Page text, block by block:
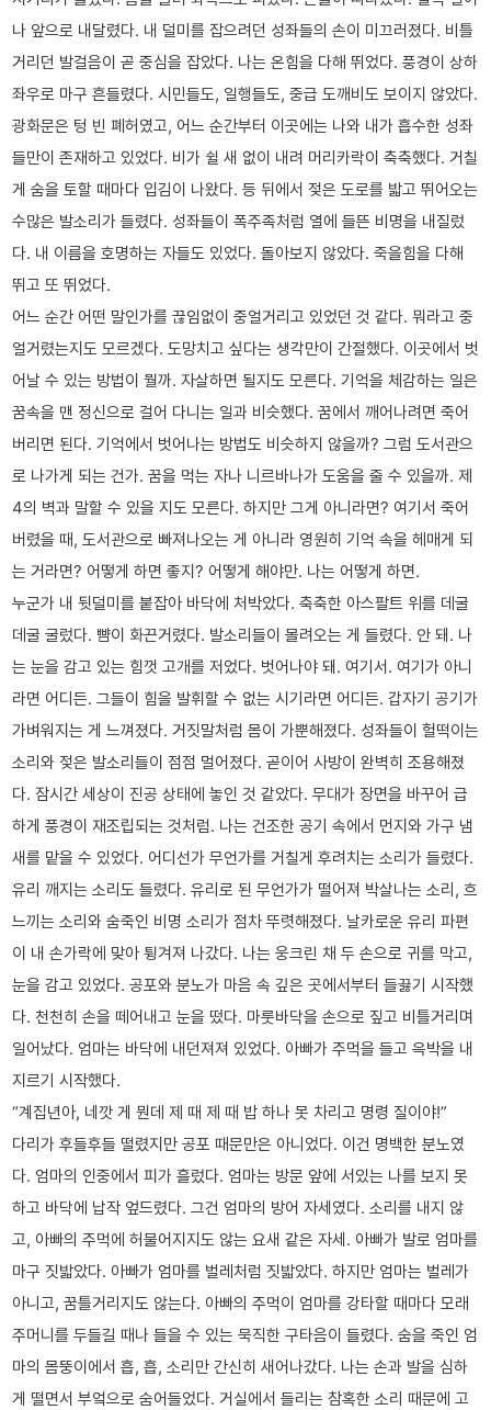
나 앞으로 내달렸다. 내 덜미를 잡으려던 성좌들의 손이 미끄러졌다. 비틀
거리던 발걸음이 곧 중심을 잡았다. 나는 온힘을 다해 뛰었다. 풍경이 상하
좌우로 마구 흔들렸다. 시민들도, 일행들도, 중급 도깨비도 보이지 않았다.
광화문은 텅 빈 폐허였고, 어느 순간부터 이곳에는 나와 내가 흡수한 성좌
들만이 존재하고 있었다. 비가 쉴 새 없이 내려 머리카락이 축축했다. 거칠
게 숨을 토할 때마다 입김이 나왔다. 등 뒤에서 젖은 도로를 밟고 뛰어오는
수많은 발소리가 들렸다. 성좌들이 폭주족처럼 열에 들뜬 비명을 내질렀
다. 내 이름을 호명하는 자들도 있었다. 돌아보지 않았다. 죽을힘을 다해
뛰고 또 뛰었다.
어느 순간 어떤 말인가를 끊임없이 중얼거리고 있었던 것 같다. 뭐라고 중
얼거렸는지도 모르겠다. 도망치고 싶다는 생각만이 간절했다. 이곳에서 벗
어날 수 있는 방법이 뭘까. 자살하면 될지도 모른다. 기억을 체감하는 일은
꿈속을 맨 정신으로 걸어 다니는 일과 비슷했다. 꿈에서 깨어나려면 죽어
버리면 된다. 기억에서 벗어나는 방법도 비슷하지 않을까? 그럼 도서관으
로 나가게 되는 건가. 꿈을 먹는 자나 니르바나가 도움을 줄 수 있을까. 제
4의 벽과 말할 수 있을 지도 모른다. 하지만 그게 아니라면? 여기서 죽어
버렸을 때, 도서관으로 빠져나오는 게 아니라 영원히 기억 속을 헤매게 되
는 거라면? 어떻게 하면 좋지? 어떻게 해야만. 나는 어떻게 하면.
누군가 내 뒷덜미를 붙잡아 바닥에 처박았다. 축축한 아스팔트 위를 데굴
데굴 굴렀다. 뺨이 화끈거렸다. 발소리들이 몰려오는 게 들렸다. 안 돼. 나
는 눈을 감고 있는 힘껏 고개를 저었다. 벗어나야 돼. 여기서. 여기가 아니
라면 어디든. 그들이 힘을 발휘할 수 없는 시기라면 어디든. 갑자기 공기가
가벼워지는 게 느껴졌다. 거짓말처럼 몸이 가뿐해졌다. 성좌들이 헐떡이는
소리와 젖은 발소리들이 점점 멀어졌다. 곧이어 사방이 완벽히 조용해졌
다. 잠시간 세상이 진공 상태에 놓인 것 같았다. 무대가 장면을 바꾸어 급
하게 풍경이 재조립되는 것처럼. 나는 건조한 공기 속에서 먼지와 가구 냄
새를 맡을 수 있었다. 어디선가 무언가를 거칠게 후려치는 소리가 들렸다.
유리 깨지는 소리도 들렸다. 유리로 된 무언가가 떨어져 박살나는 소리, 흐
느끼는 소리와 숨죽인 비명 소리가 점차 뚜렷해졌다. 날카로운 유리 파편
이 내 손가락에 맞아 튕겨져 나갔다. 나는 웅크린 채 두 손으로 귀를 막고,
눈을 감고 있었다. 공포와 분노가 마음 속 깊은 곳에서부터 들끓기 시작했
다. 천천히 손을 떼어내고 눈을 떴다. 마룻바닥을 손으로 짚고 비틀거리며
일어났다. 엄마는 바닥에 내던져져 있었다. 아빠가 주먹을 들고 윽박을 내
지르기 시작했다.
“계집년아, 네깟 게 뭔데 제 때 제 때 밥 하나 못 차리고 명령 질이야!”
다리가 후들후들 떨렸지만 공포 때문만은 아니었다. 이건 명백한 분노였
다. 엄마의 인중에서 피가 흘렀다. 엄마는 방문 앞에 서있는 나를 보지 못
하고 바닥에 납작 엎드렸다. 그건 엄마의 방어 자세였다. 소리를 내지 않
고, 아빠의 주먹에 허물어지지도 않는 요새 같은 자세. 아빠가 발로 엄마를
마구 짓밟았다. 아빠가 엄마를 벌레처럼 짓밟았다. 하지만 엄마는 벌레가
아니고, 꿈틀거리지도 않는다. 아빠의 주먹이 엄마를 강타할 때마다 모래
주머니를 두들길 때나 들을 수 있는 묵직한 구타음이 들렸다. 숨을 죽인 엄
마의 몸뚱이에서 흡, 흡, 소리만 간신히 새어나갔다. 나는 손과 발을 심하
게 떨면서 부엌으로 숨어들었다. 거실에서 들리는 참혹한 소리 때문에 고